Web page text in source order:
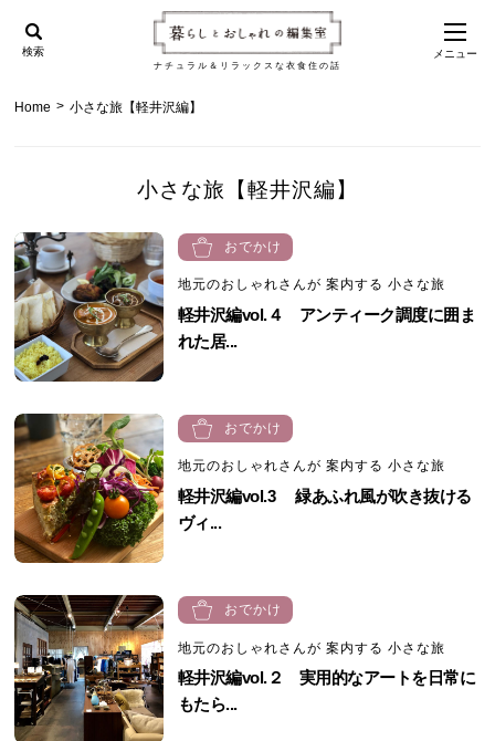
ナチュラル＆リラックスな衣食住の話
検索 メニュー
Home > 小さな旅【軽井沢編】
小さな旅【軽井沢編】
おでかけ
地元のおしゃれさんが 案内する 小さな旅
軽井沢編vol.４ アンティーク調度に囲ま
れた居...
おでかけ
地元のおしゃれさんが 案内する 小さな旅
軽井沢編vol.3 緑あふれ風が吹き抜ける
ヴィ...
おでかけ
地元のおしゃれさんが 案内する 小さな旅
軽井沢編vol.２ 実用的なアートを日常に
もたら...